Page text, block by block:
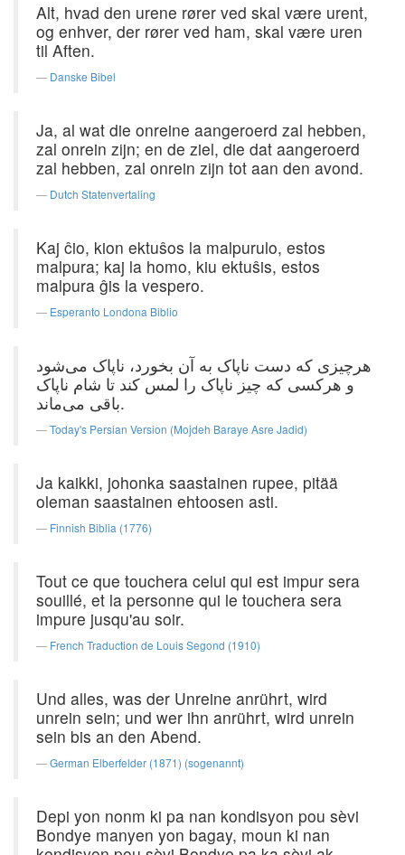
Alt, hvad den urene rører ved skal være urent,
og enhver, der rører ved ham, skal være uren
til Aften.
Danske Bibel
Ja, al wat die onreine aangeroerd zal hebben,
zal onrein zijn; en de ziel, die dat aangeroerd
zal hebben, zal onrein zijn tot aan den avond.
Dutch Statenvertaling
Kaj ĉio, kion ektuŝos la malpurulo, estos
malpura; kaj la homo, kiu ektuŝis, estos
malpura ĝis la vespero.
Esperanto Londona Biblio
هرچیزی‌ که دست ناپاک به آن بخورد، ناپاک می‌شود
و هرکسی که چیز ناپاک را لمس کند تا شام ناپاک
باقی ‌می‌ماند.
Today's Persian Version (Mojdeh Baraye Asre Jadid)
Ja kaikki, johonka saastainen rupee, pitää
oleman saastainen ehtoosen asti.
Finnish Biblia (1776)
Tout ce que touchera celui qui est impur sera
souillé, et la personne qui le touchera sera
impure jusqu'au soir.
French Traduction de Louis Segond (1910)
Und alles, was der Unreine anrührt, wird
unrein sein; und wer ihn anrührt, wird unrein
sein bis an den Abend.
German Elberfelder (1871) (sogenannt)
Depi yon nonm ki pa nan kondisyon pou sèvi
Bondye manyen yon bagay, moun ki nan